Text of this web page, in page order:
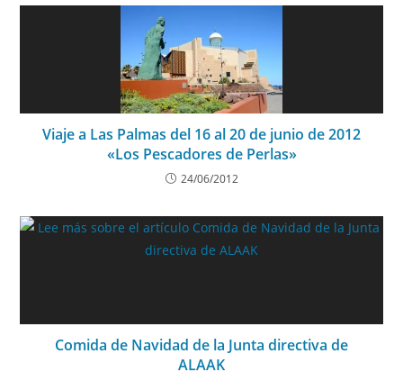
Viaje a Las Palmas del 16 al 20 de junio de 2012
«Los Pescadores de Perlas»
24/06/2012
Comida de Navidad de la Junta directiva de
ALAAK